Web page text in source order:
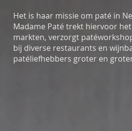
Het is haar missie om paté in
Madame Paté trekt hiervoor
markten, verzorgt
bij diverse restaurants en
patéliefhebbers groter en